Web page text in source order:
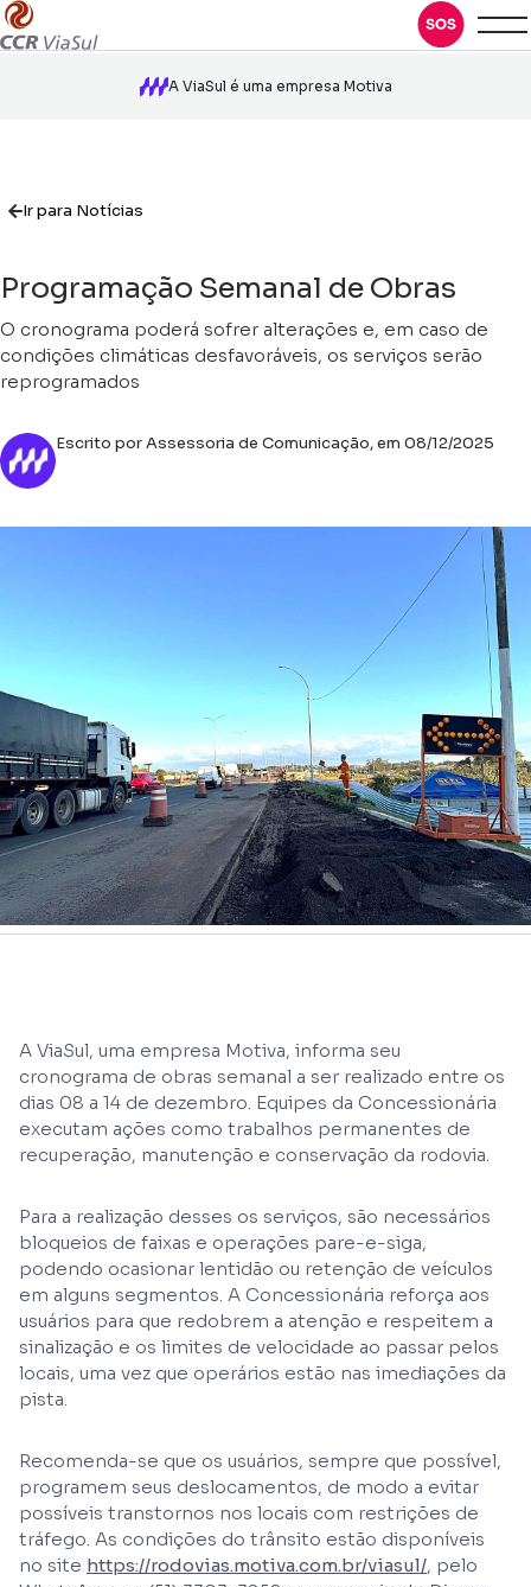
A ViaSul é uma empresa Motiva
Ir para Notícias
Programação Semanal de Obras
O cronograma poderá sofrer alterações e, em caso de
condições climáticas desfavoráveis, os serviços serão
reprogramados
Escrito por Assessoria de Comunicação, em 08/12/2025
A ViaSul, uma empresa Motiva, informa seu
cronograma de obras semanal a ser realizado entre os
dias 08 a 14 de dezembro. Equipes da Concessionária
executam ações como trabalhos permanentes de
recuperação, manutenção e conservação da rodovia.
Para a realização desses os serviços, são necessários
bloqueios de faixas e operações pare-e-siga,
podendo ocasionar lentidão ou retenção de veículos
em alguns segmentos. A Concessionária reforça aos
usuários para que redobrem a atenção e respeitem a
sinalização e os limites de velocidade ao passar pelos
locais, uma vez que operários estão nas imediações da
pista.
Recomenda-se que os usuários, sempre que possível,
programem seus deslocamentos, de modo a evitar
possíveis transtornos nos locais com restrições de
tráfego. As condições do trânsito estão disponíveis
no site https://rodovias.motiva.com.br/viasul/, pelo